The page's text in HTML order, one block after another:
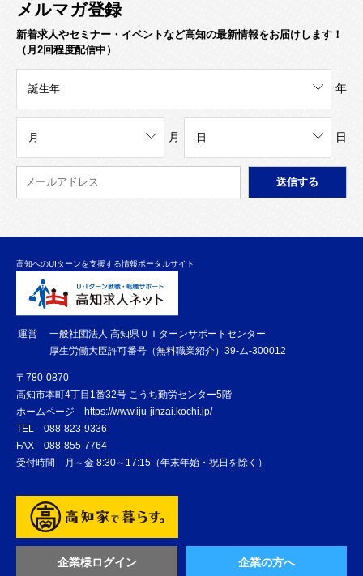
メルマガ登録
新着求人やセミナー・イベントなど高知の最新情報をお届けします！
（月2回程度配信中）
年
月 日
高知へのUIターンを支援する情報ポータルサイト
運営
一般社団法人 高知県ＵＩターンサポートセンター
厚生労働大臣許可番号（無料職業紹介）39-ム-300012
〒780-0870
高知市本町4丁目1番32号 こうち勤労センター5階
ホームページ https://www.iju-jinzai.kochi.jp/
TEL 088-823-9336
FAX 088-855-7764
受付時間 月～金 8:30～17:15（年末年始・祝日を除く）
企業様ログイン 企業の方へ